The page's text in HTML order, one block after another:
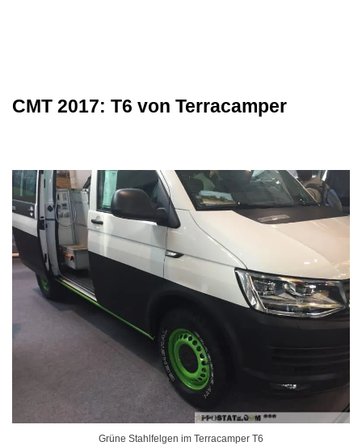
CMT 2017: T6 von Terracamper
Grüne Stahlfelgen im Terracamper T6